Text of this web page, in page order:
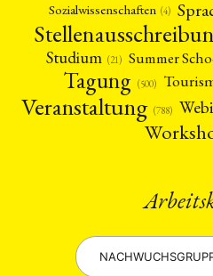
Sozialwissenschaften (4)
Studium (21) Summer
Tagung (500)
Veranstaltung (788)